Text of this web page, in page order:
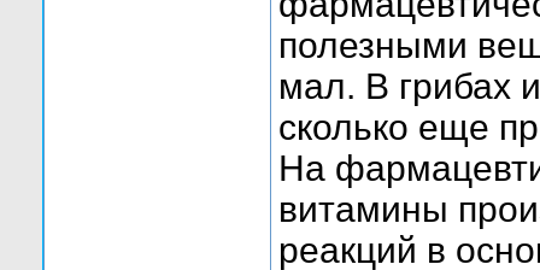
полезными
мал. В грибах
сколько еще
На
витамины
реакций в